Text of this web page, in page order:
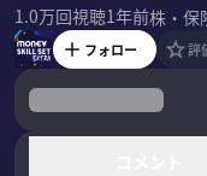
1.0万回視聴1年前
フォロー 評